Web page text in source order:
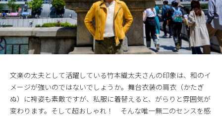
文楽の太夫として活躍している竹本織太夫さんの印象は、和のイ
メージが強いのではないでしょうか。舞台衣装の肩衣（かたぎ
ぬ）に袴姿も素敵ですが、私服に着替えると、がらりと雰囲気が
変わります。そして超おしゃれ！ そんな唯一無二のセンスを感